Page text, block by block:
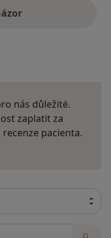
nás důležité.
zaplatit za
pacienta.